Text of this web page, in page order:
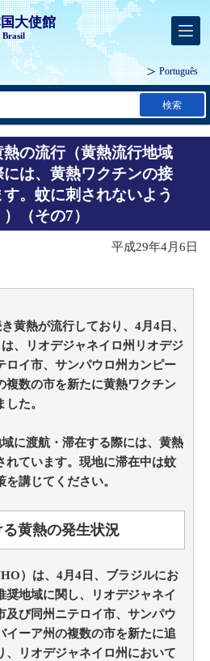
大使館
Brasil
Português
検索
の流行（黄熱流行地域
は、黄熱ワクチンの接
。蚊に刺されないよう
（その7）
平成29年4月6日
黄熱が流行しており、4月4日、
、リオデジャネイロ州リオデジ
ロイ市、サンパウロ州カンピー
複数の市を新たに黄熱ワクチン
た。
に渡航・滞在する際には、黄熱
れています。現地に滞在中は蚊
講じてください。
黄熱の発生状況
）は、4月4日、ブラジルにお
奨地域に関し、リオデジャネイ
及び同州ニテロイ市、サンパウ
イーア州の複数の市を新たに追
、リオデジャネイロ州において